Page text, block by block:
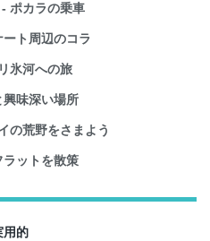
ポカラの乗車
ト周辺のコラ
氷河への旅
興味深い場所
の荒野をさまよう
ラットを散策
用的